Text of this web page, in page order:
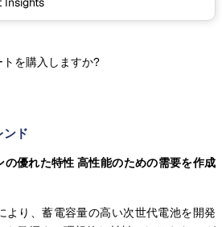
を購入しますか?
ンド
優れた特性 高性能のための需要を作成
より、蓄電容量の高い次世代電池を開発